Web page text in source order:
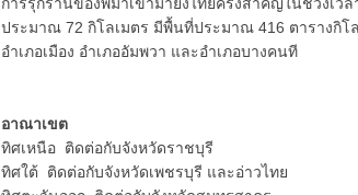
การรุกรานของพม่าเข้ามายังไทยครั้งสำคัญในช่วงเว
ประมาณ 72 กิโลเมตร มีพื้นที่ประมาณ 416 ตารางกิโ
อำเภอเมือง อำเภออัมพวา และอำเภอบางคนที
อาณาเขต
ทิศเหนือ ติดต่อกับจังหวัดราชบุรี
ทิศใต้ ติดต่อกับจังหวัดเพชรบุรี และอ่าวไทย